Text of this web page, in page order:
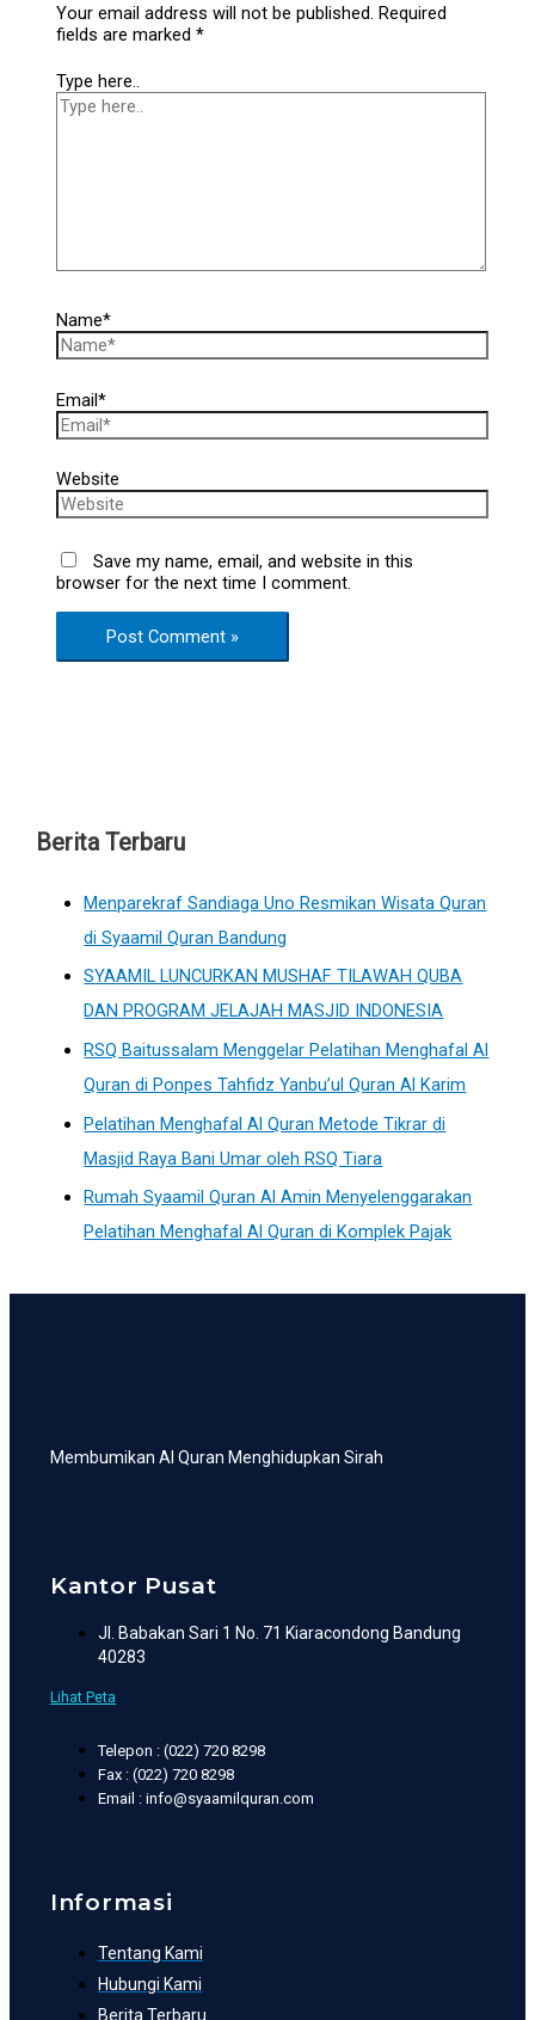
Your email address will not be published. Required
fields are marked*
Type here..
Name*
Email*
Website
Save my name, email, and website in this
browser for the next time I comment.
Berita Terbaru
Menparekraf Sandiaga Uno Resmikan Wisata Quran
di Syaamil Quran Bandung
SYAAMIL LUNCURKAN MUSHAF TILAWAH QUBA
DAN PROGRAM JELAJAH MASJID INDONESIA
RSQ Baitussalam Menggelar Pelatihan Menghafal Al
Quran di Ponpes Tahfidz Yanbu’ul Quran Al Karim
Pelatihan Menghafal Al Quran Metode Tikrar di
Masjid Raya Bani Umar oleh RSQ Tiara
Rumah Syaamil Quran Al Amin Menyelenggarakan
Pelatihan Menghafal Al Quran di Komplek Pajak
Membumikan Al Quran Menghidupkan Sirah
Kantor Pusat
Jl. Babakan Sari 1 No. 71 Kiaracondong Bandung
40283
Lihat Peta
Telepon : (022) 720 8298
Fax : (022) 720 8298
Email : info@syaamilquran.com
Informasi
Tentang Kami
Hubungi Kami
Berita Terbaru